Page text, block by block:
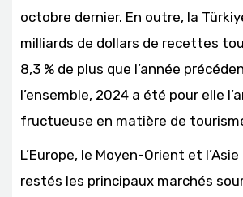
octobre dernier. En outre, la
milliards de dollars de recettes
8,3 % de plus que l’année
l’ensemble, 2024 a été pour elle
fructueuse en matière de
L’Europe, le Moyen-Orient et
restés les principaux marchés